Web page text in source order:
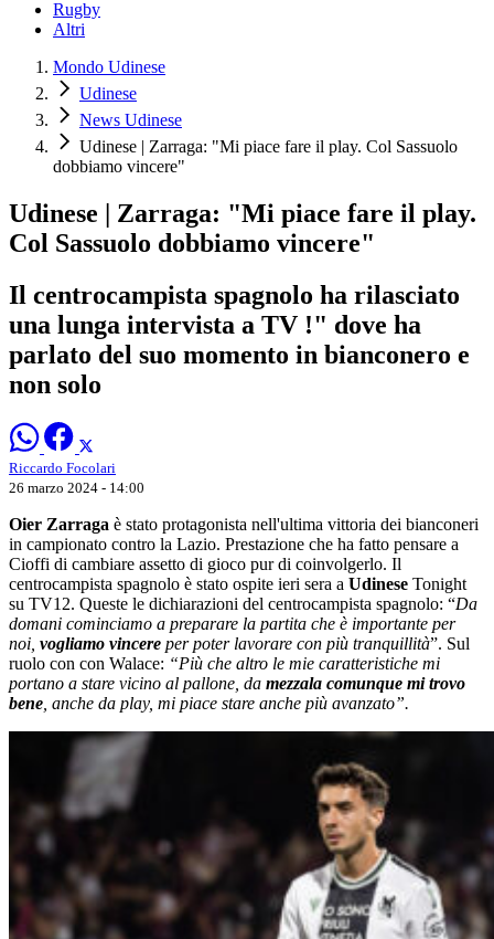
Rugby
Altri
Mondo Udinese
Udinese
News Udinese
Udinese | Zarraga: "Mi piace fare il play. Col Sassuolo
dobbiamo vincere"
Udinese | Zarraga: "Mi piace fare il play.
Col Sassuolo dobbiamo vincere"
Il centrocampista spagnolo ha rilasciato
una lunga intervista a TV !" dove ha
parlato del suo momento in bianconero e
non solo
Riccardo Focolari
26 marzo 2024 - 14:00
Oier Zarraga è stato protagonista nell'ultima vittoria dei bianconeri
in campionato contro la Lazio. Prestazione che ha fatto pensare a
Cioffi di cambiare assetto di gioco pur di coinvolgerlo. Il
centrocampista spagnolo è stato ospite ieri sera a Udinese Tonight
su TV12. Queste le dichiarazioni del centrocampista spagnolo: “Da
domani cominciamo a preparare la partita che è importante per
noi, vogliamo vincere per poter lavorare con più tranquillità”. Sul
ruolo con con Walace: “Più che altro le mie caratteristiche mi
portano a stare vicino al pallone, da mezzala comunque mi trovo
bene , anche da play, mi piace stare anche più avanzato”.